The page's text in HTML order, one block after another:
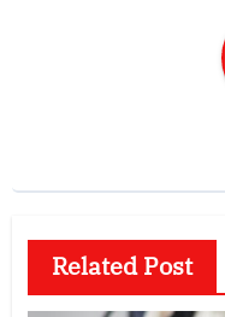
Related Post